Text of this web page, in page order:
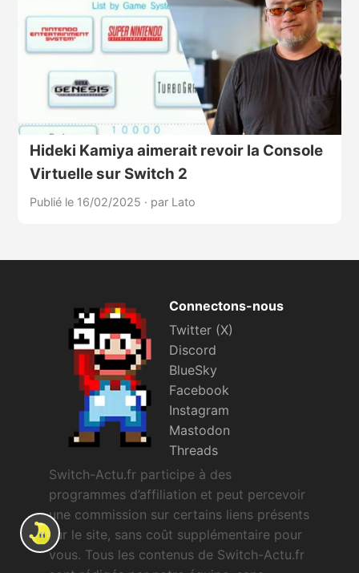
Hideki Kamiya aimerait revoir la Console
Virtuelle sur Switch 2
Publié le 16/02/2025 · par Lato
Connectons-nous
Twitter (X)
Discord
BlueSky
Facebook
Instagram
Mastodon
Threads
Switch-Actu.fr participe à des
programmes d’affiliation et peut percevoir
une commission sur certains liens présents
sur le site, sans coût supplémentaire pour
vous. Tous les contenus de Switch-Actu.fr